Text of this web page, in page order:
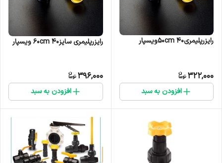
رایزرپلیمری۴۰ ۵۰cmویسپار
322,000
افزودن به سبد
رایزرپلیمری سایز۴۰ ۶۰cm ویسپار
396,000
افزودن به سبد